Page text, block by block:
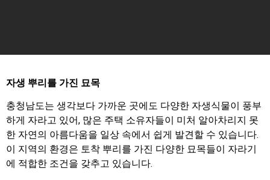
자생 뿌리를 가진 묘목
충청남도는 생각보다 가까운 곳에도 다양한 자생식물이 풍부
하게 자라고 있어, 많은 주택 소유자들이 미처 알아차리지 못
한 자연의 아름다움을 일상 속에서 쉽게 발견할 수 있습니다.
이 지역의 환경은 토착 뿌리를 가진 다양한 묘목들이 자라기
에 적합한 조건을 갖추고 있습니다.